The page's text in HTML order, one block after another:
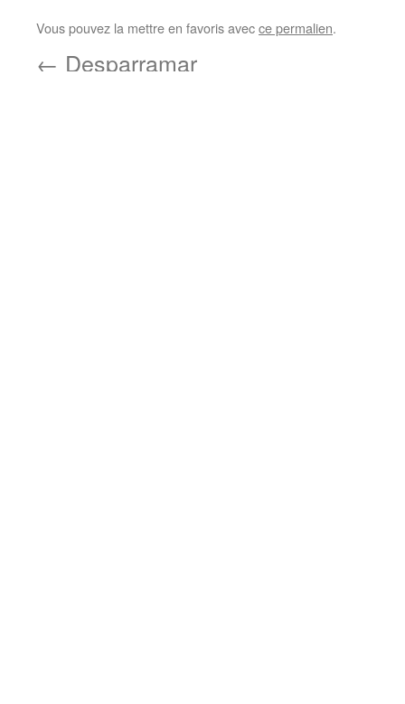
Vous pouvez la mettre en favoris avecce permalien.
← Desparramar